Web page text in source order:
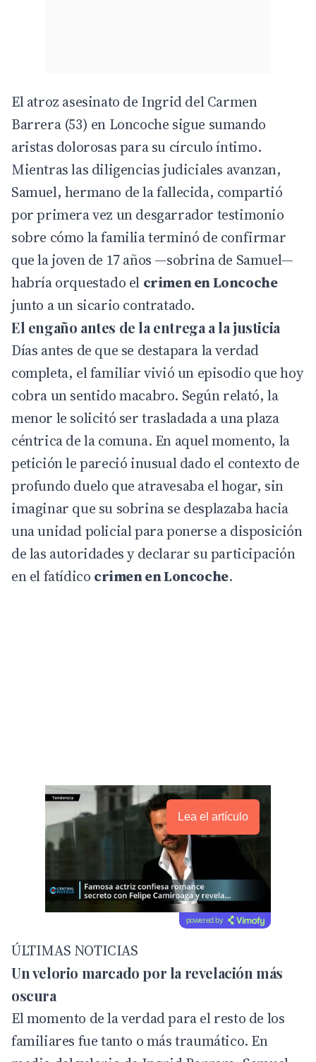
El atroz asesinato de Ingrid del Carmen
Barrera (53) en Loncoche sigue sumando
aristas dolorosas para su círculo íntimo.
Mientras las diligencias judiciales avanzan,
Samuel, hermano de la fallecida, compartió
por primera vez un desgarrador testimonio
sobre cómo la familia terminó de confirmar
que la joven de 17 años —sobrina de Samuel—
habría orquestado el crimen en Loncoche
junto a un sicario contratado.
El engaño antes de la entrega a la justicia
Días antes de que se destapara la verdad
completa, el familiar vivió un episodio que hoy
cobra un sentido macabro. Según relató, la
menor le solicitó ser trasladada a una plaza
céntrica de la comuna. En aquel momento, la
petición le pareció inusual dado el contexto de
profundo duelo que atravesaba el hogar, sin
imaginar que su sobrina se desplazaba hacia
una unidad policial para ponerse a disposición
de las autoridades y declarar su participación
en el fatídico crimen en Loncoche.
Lea el artículo
powered by
ÚLTIMAS NOTICIAS
Un velorio marcado por la revelación más
oscura
El momento de la verdad para el resto de los
familiares fue tanto o más traumático. En